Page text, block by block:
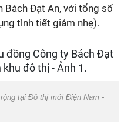
Bách Đạt An, với tổng số
tình tiết giảm nhẹ).
tại Đô thị mới Điện Nam -